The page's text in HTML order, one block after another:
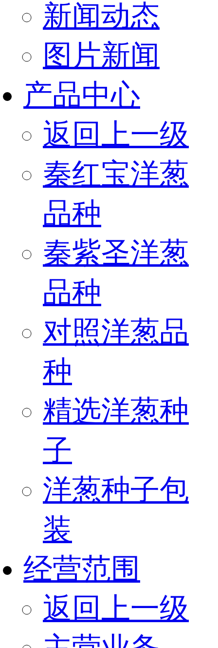
新闻动态
图片新闻
产品中心
返回上一级
秦红宝洋葱
品种
秦紫圣洋葱
品种
对照洋葱品
种
精选洋葱种
子
洋葱种子包
装
经营范围
返回上一级